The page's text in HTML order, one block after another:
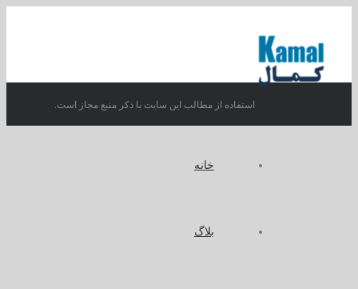
خانه
بلاگ
استفاده از مطالب این سایت با ذکر منبع مجاز است.